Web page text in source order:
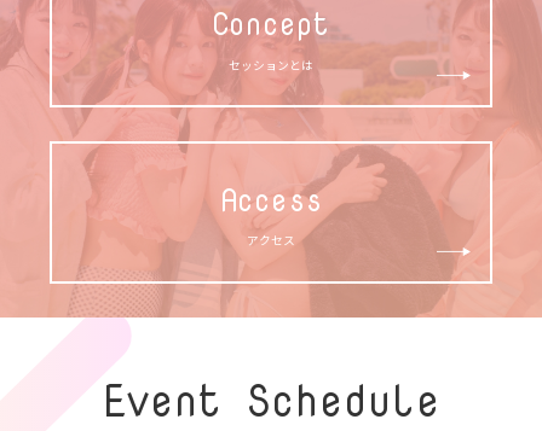
Concept
セッションとは
Access
アクセス
Event Schedule